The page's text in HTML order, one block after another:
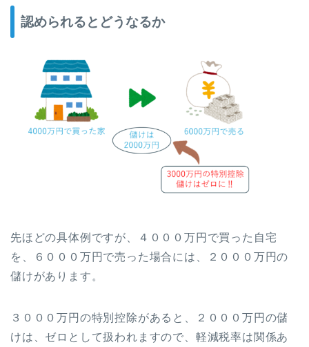
認められるとどうなるか
先ほどの具体例ですが、４０００万円で買った自宅
を、６０００万円で売った場合には、２０００万円の
儲けがあります。
３０００万円の特別控除があると、２０００万円の儲
けは、ゼロとして扱われますので、軽減税率は関係あ